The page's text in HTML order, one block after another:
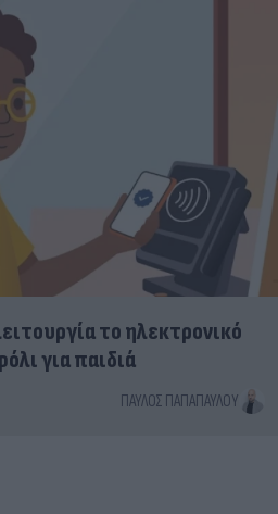
το ηλεκτρονικό
για παιδιά
ΠΑΎΛΟΣ ΠΑΠΑΠΑΎΛΟΥ